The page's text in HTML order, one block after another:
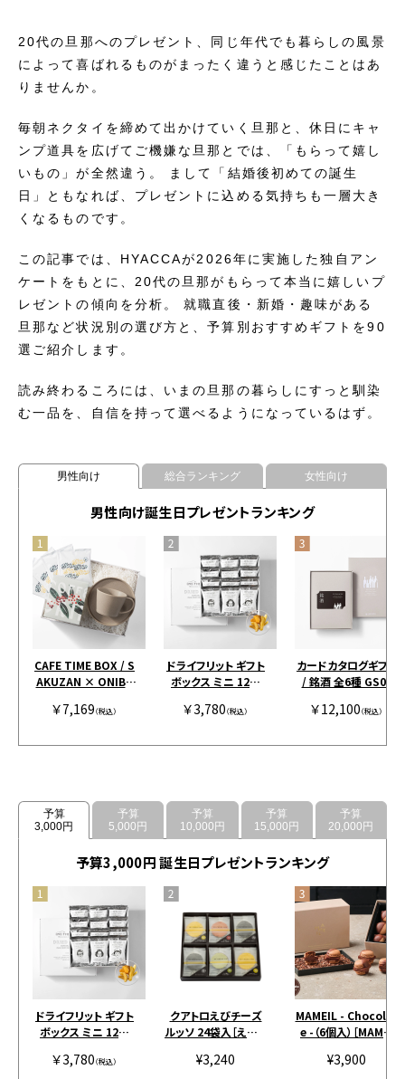
20代の旦那へのプレゼント、同じ年代でも暮らしの風景
によって喜ばれるものがまったく違うと感じたことはあ
りませんか。
毎朝ネクタイを締めて出かけていく旦那と、休日にキャ
ンプ道具を広げてご機嫌な旦那とでは、「もらって嬉し
いもの」が全然違う。 まして「結婚後初めての誕生
日」ともなれば、プレゼントに込める気持ちも一層大き
くなるものです。
この記事では、HYACCAが2026年に実施した独自アン
ケートをもとに、20代の旦那がもらって本当に嬉しいプ
レゼントの傾向を分析。 就職直後・新婚・趣味がある
旦那など状況別の選び方と、予算別おすすめギフトを90
選ご紹介します。
読み終わるころには、いまの旦那の暮らしにすっと馴染
む一品を、自信を持って選べるようになっているはず。
男性向け 総合ランキング 女性向け
男性向け誕生日プレゼントランキング
CAFE TIME BOX / S
AKUZAN × ONIBU
グレージュ
￥7,169（税込）
ドライフリット ギフト
ボックス ミニ 12個
￥3,780（税込）
カードカタログギフト
/ 銘酒 全6種 GS03
￥12,100（税込）
予算
3,000円
予算
5,000円
予算
10,000円
予算
15,000円
予算
20,000円
予算3,000円 誕生日プレゼントランキング
ドライフリット ギフト
ボックス ミニ 12個
￥3,780（税込）
クアトロえびチーズ
ルッソ 24袋入［えびと
AHIDE］
¥3,240
MAMEIL - Chocolat
e -（6個入）［MAMEI
¥3,900